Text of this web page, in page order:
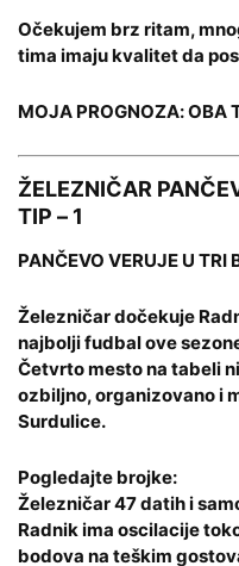
Očekujem brz ritam,
tima imaju kvalitet da
MOJA PROGNOZA: OBA
ŽELEZNIČAR
TIP – 1
PANČEVO VERUJE U TRI
Železničar dočekuje
najbolji fudbal ove
Četvrto mesto na tabeli
ozbiljno, organizovano i
Surdulice.
Pogledajte brojke:
Železničar 47 datih i
Radnik ima oscilacije
bodova na teškim